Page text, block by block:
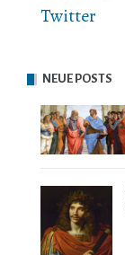
Twitter
NEUE POSTS